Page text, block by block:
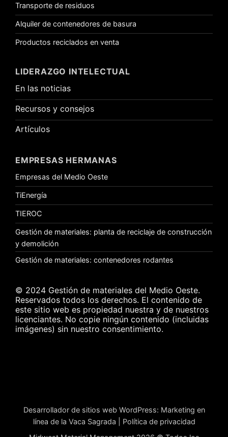
Transporte de residuos
Alquiler de contenedores de basura
Productos reciclados en venta
LIDERAZGO INTELECTUAL
En las noticias
Recursos y consejos
Artículos
EMPRESAS HERMANAS
Empresas del Medio Oeste
TiEnergía
TIEROC
Gestión de materiales: planta de reciclaje de construcción
y demolición
Gestión de materiales: contenedores rodantes
© 2024 Gestión de materiales del Medio Oeste.
Reservados todos los derechos. El contenido de
este sitio web es propiedad nuestra y de nuestros
licenciantes. No copie ningún contenido (incluidas
imágenes) sin nuestro consentimiento.
Desarrollador de sitios web WordPress: Marketing en
línea de la Vaca Sagrada
Política de privacidad